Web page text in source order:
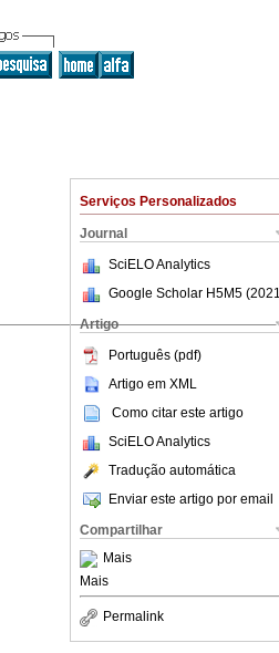
Serviços Personalizados
Journal
SciELO Analytics
Google Scholar H5M5 (2021
Artigo
Português (pdf)
Artigo em XML
Como citar este artigo
SciELO Analytics
Tradução automática
Enviar este artigo por email
Compartilhar
Mais
Mais
Permalink